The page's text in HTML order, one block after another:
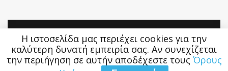
Η εταιρεία Όροι Χρήσης Επικοινωνία
Money&Life©
Η ιστοσελίδα μας περιέχει cookies για την
καλύτερη δυνατή εμπειρία σας. Αν συνεχίζεται
την περιήγηση σε αυτήν αποδέχεστε τους Όρους